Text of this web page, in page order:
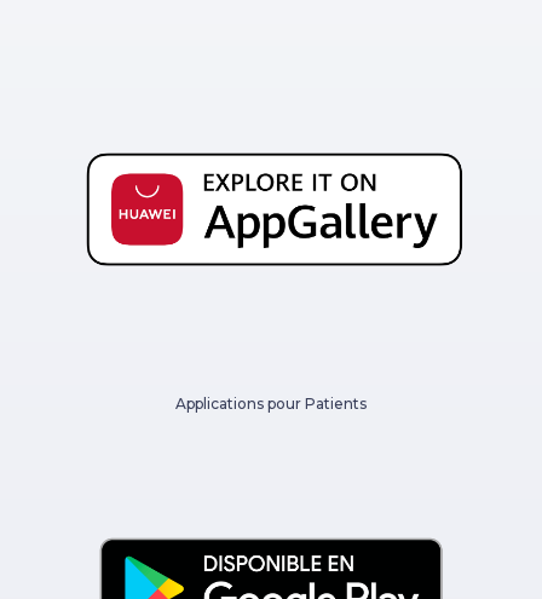
Applications pour Patients